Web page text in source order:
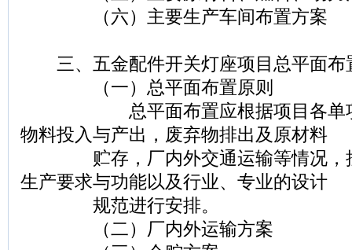
（六）主要生产车间布置方案
三、五金配件开关灯座项目总平面布
（一）总平面布置原则
总平面布置应根据项目各单项
物料投入与产出，废弃物排出及原材料
贮存，厂内外交通运输等情况，按
生产要求与功能以及行业、专业的设计
规范进行安排。
（二）厂内外运输方案